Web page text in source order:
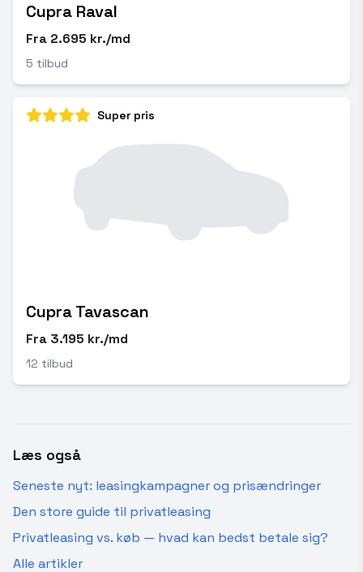
Cupra Raval
Fra 2.695 kr./md
5 tilbud
Super pris
Cupra Tavascan
Fra 3.195 kr./md
12 tilbud
Læs også
Seneste nyt: leasingkampagner og prisændringer
Den store guide til privatleasing
Privatleasing vs. køb — hvad kan bedst betale sig?
Alle artikler